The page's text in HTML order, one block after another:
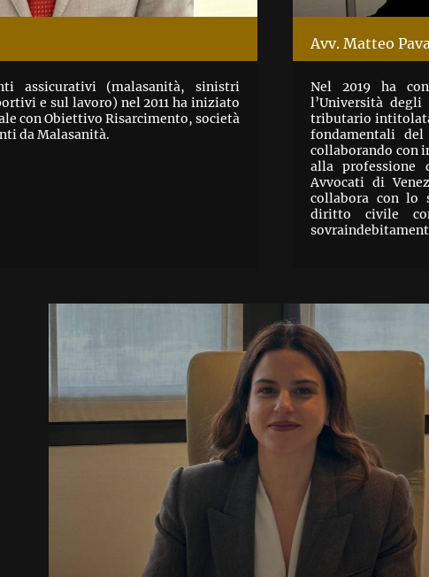
assicurativi (malasanità, sinistri
e sul lavoro) nel 2011 ha iniziato
con Obiettivo Risarcimento, società
da Malasanità.
Avv. Matteo
Nel 2019 ha
l’Università
tributario
fondamentali
collaborando con
alla professione
Avvocati di
collabora con lo
diritto civile